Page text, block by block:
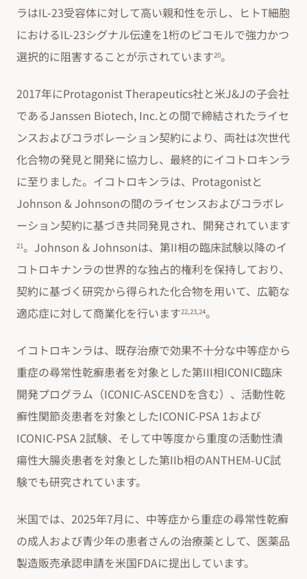
ラはIL-23受容体に対して高い親和性を示し、ヒトT細胞
におけるIL-23シグナル伝達を1桁のピコモルで強力かつ
選択的に阻害することが示されています20。
2017年にProtagonist Therapeutics社と米J&Jの子会社
であるJanssen Biotech, Inc.との間で締結されたライセ
ンスおよびコラボレーション契約により、両社は次世代
化合物の発見と開発に協力し、最終的にイコトロキンラ
に至りました。イコトロキンラは、Protagonistと
Johnson & Johnsonの間のライセンスおよびコラボレ
ーション契約に基づき共同発見され、開発されています
21。Johnson & Johnsonは、第II相の臨床試験以降のイ
コトロキナンラの世界的な独占的権利を保持しており、
契約に基づく研究から得られた化合物を用いて、広範な
適応症に対して商業化を行います22,23,24。
イコトロキンラは、既存治療で効果不十分な中等症から
重症の尋常性乾癬患者を対象とした第III相ICONIC臨床
開発プログラム（ICONIC-ASCENDを含む）、活動性乾
癬性関節炎患者を対象としたICONIC-PSA 1および
ICONIC-PSA 2試験、そして中等度から重度の活動性潰
瘍性大腸炎患者を対象とした第IIb相のANTHEM-UC試
験でも研究されています。
米国では、2025年7月に、中等症から重症の尋常性乾癬
の成人および青少年の患者さんの治療薬として、医薬品
製造販売承認申請を米国FDAに提出しています。